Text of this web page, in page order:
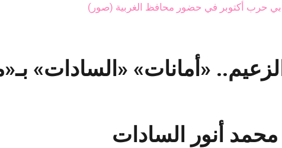
حرب أكتوبر في حضور محافظ الغربية (صور)
«أمانات» «السادات»
أنور السادات